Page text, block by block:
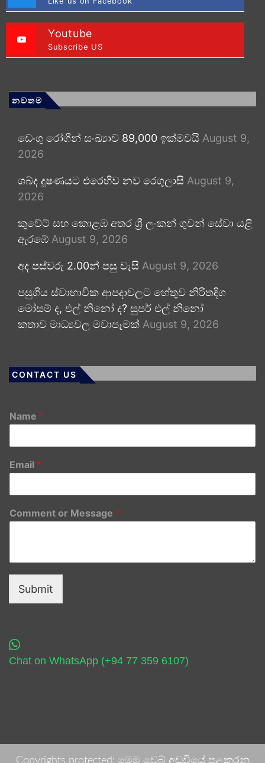
Youtube
Subscribe US
නවතම
ඩෙංගු රෝගීන් සංඛ්‍යාව 89,000 ඉක්මවයි August 9,
2026
ශබ්ද දූෂණයට එරෙහිව නව රෙගුලාසි August 9,
2026
කුවේට් සහ කොළඹ අතර ශ්‍රී ලංකන් ගුවන් සේවා යළි
ඇරඹේ August 9, 2026
අද පස්වරු 2.00න් පසු වැසි August 9, 2026
පසුගිය ස්වාභාවික ආපදාවලට හේතුව නිරිතදිග
මෝසම් ද, එල් නිනෝ ද? සුපර් එල් නිනෝ
කතාව මාධ්‍යවල මවාපෑමක් August 9, 2026
CONTACT US
Name *
Email *
Comment or Message *
Submit
Chat on WhatsApp (+94 77 359 6107)
Copyrights protected: මෙම වෙබ් අඩවියේ පළකරනු